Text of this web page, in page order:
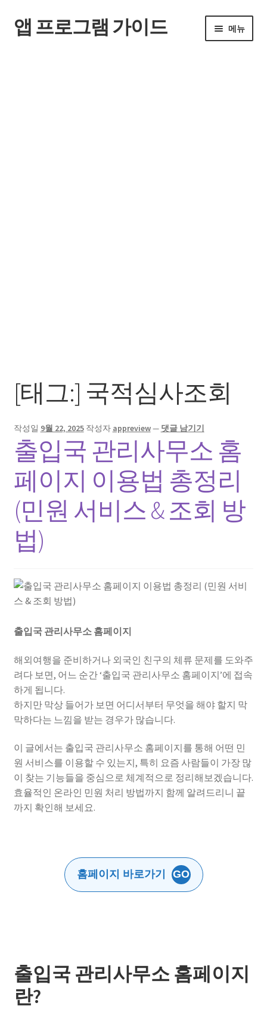
탐
색
컨
텐
앱 프로그램 가이드 메뉴
[태그:] 국적심사조회
작성일 9월 22, 2025 작성자 appreview— 댓글 남기기
출입국 관리사무소 홈
페이지 이용법 총정리
(민원 서비스 & 조회 방
법)
출입국 관리사무소 홈페이지
해외여행을 준비하거나 외국인 친구의 체류 문제를 도와주
려다 보면, 어느 순간 ‘출입국 관리사무소 홈페이지’에 접속
하게 됩니다.
하지만 막상 들어가 보면 어디서부터 무엇을 해야 할지 막
막하다는 느낌을 받는 경우가 많습니다.
이 글에서는 출입국 관리사무소 홈페이지를 통해 어떤 민
원 서비스를 이용할 수 있는지, 특히 요즘 사람들이 가장 많
이 찾는 기능들을 중심으로 체계적으로 정리해보겠습니다.
효율적인 온라인 민원 처리 방법까지 함께 알려드리니 끝
까지 확인해 보세요.
홈페이지 바로가기 GO
출입국 관리사무소 홈페이지
란?